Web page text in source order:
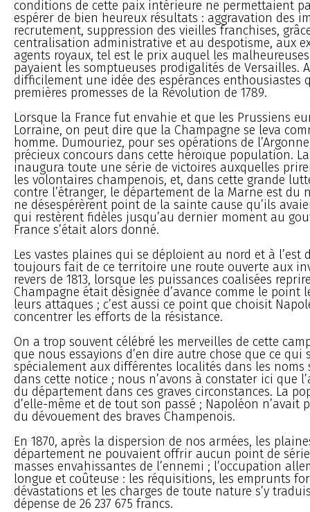
conditions de cette paix intérieure ne permettaient
espérer de bien heureux résultats : aggravation des
recrutement, suppression des vieilles franchises,
centralisation administrative et au despotisme, aux
agents royaux, tel est le prix auquel les
payaient les somptueuses prodigalités de Versailles.
difficilement une idée des espérances enthousiastes
premières promesses de la Révolution de 1789.
Lorsque la France fut envahie et que les Prussiens
Lorraine, on peut dire que la Champagne se leva
homme. Dumouriez, pour ses opérations de
précieux concours dans cette héroïque population.
inaugura toute une série de victoires auxquelles
les volontaires champenois, et, dans cette grande
contre l’étranger, le département de la Marne est du
ne désespérèrent point de la sainte cause qu’ils
qui restèrent fidèles jusqu’au dernier moment au
France s’était alors donné.
Les vastes plaines qui se déploient au nord et à l’est
toujours fait de ce territoire une route ouverte aux
revers de 1813, lorsque les puissances coalisées
Champagne était désignée d’avance comme le point
leurs attaques ; c’est aussi ce point que choisit
concentrer les efforts de la résistance.
On a trop souvent célébré les merveilles de cette
que nous essayions d’en dire autre chose que ce qui
spécialement aux différentes localités dans les noms
dans cette notice ; nous n’avons à constater ici que
du département dans ces graves circonstances. La
d’elle-même et de tout son passé ; Napoléon n’avait
du dévouement des braves Champenois.
En 1870, après la dispersion de nos armées, les
département ne pouvaient offrir aucun point de
masses envahissantes de l’ennemi ; l’occupation
longue et coûteuse : les réquisitions, les emprunts
dévastations et les charges de toute nature s’y
dépense de 26 237 675 francs.